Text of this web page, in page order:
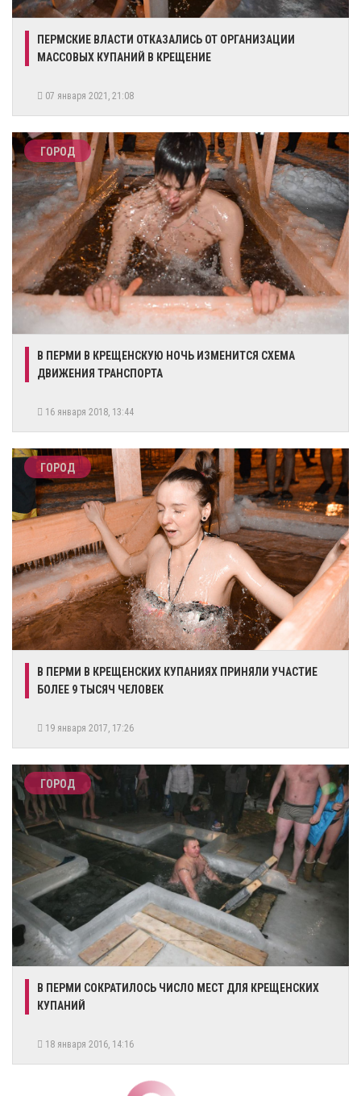
ПЕРМСКИЕ ВЛАСТИ ОТКАЗАЛИСЬ ОТ ОРГАНИЗАЦИИ
МАССОВЫХ КУПАНИЙ В КРЕЩЕНИЕ
07 января 2021, 21:08
ГОРОД
​В ПЕРМИ В КРЕЩЕНСКУЮ НОЧЬ ИЗМЕНИТСЯ СХЕМА
ДВИЖЕНИЯ ТРАНСПОРТА
16 января 2018, 13:44
ГОРОД
В ПЕРМИ В КРЕЩЕНСКИХ КУПАНИЯХ ПРИНЯЛИ УЧАСТИЕ
БОЛЕЕ 9 ТЫСЯЧ ЧЕЛОВЕК
19 января 2017, 17:26
ГОРОД
В ПЕРМИ СОКРАТИЛОСЬ ЧИСЛО МЕСТ ДЛЯ КРЕЩЕНСКИХ
КУПАНИЙ
18 января 2016, 14:16